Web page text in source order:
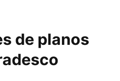
de planos